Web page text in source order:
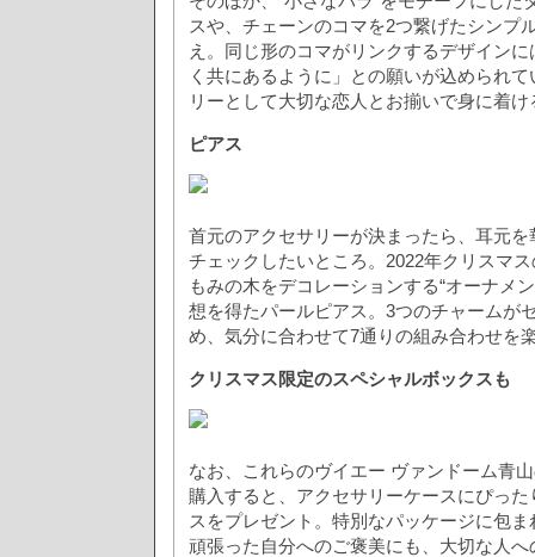
スや、チェーンのコマを2つ繋げたシンプ
え。同じ形のコマがリンクするデザイン
く共にあるように」との願いが込められ
リーとして大切な恋人とお揃いで身に着
ピアス
首元のアクセサリーが決まったら、耳元
チェックしたいところ。2022年クリスマ
もみの木をデコレーションする“オーナメ
想を得たパールピアス。3つのチャームが
め、気分に合わせて7通りの組み合わせを
クリスマス限定のスペシャルボックスも
なお、これらのヴイエー ヴァンドーム青
購入すると、アクセサリーケースにぴっ
スをプレゼント。特別なパッケージに包
頑張った自分へのご褒美にも、大切な人